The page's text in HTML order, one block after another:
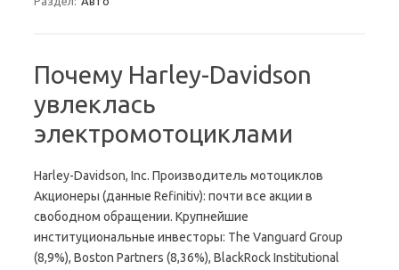
Почему Harley-Davidson
увлеклась
электромотоциклами
Harley-Davidson, Inc. Производитель мотоциклов
Акционеры (данные Refinitiv): почти все акции в
свободном обращении. Крупнейшие
институциональные инвесторы: The Vanguard Group
(8,9%), Boston Partners (8,36%), BlackRock Institutional